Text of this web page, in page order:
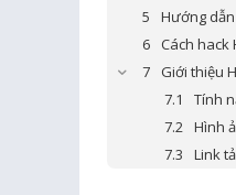
Hướng
Cách hack
Giới thiệu
Tính
Hình
Link